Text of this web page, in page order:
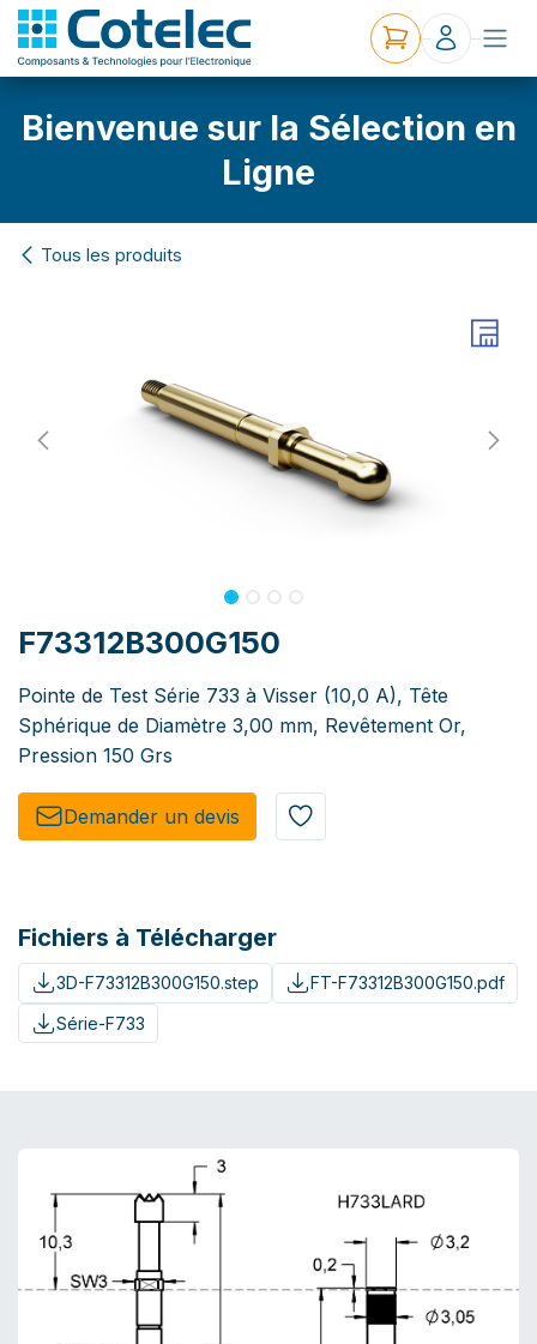
Bienvenue sur la Sélection en
Ligne
Tous les produits
F73312B300G150
Pointe de Test Série 733 à Visser (10,0 A), Tête
Sphérique de Diamètre 3,00 mm, Revêtement Or,
Pression 150 Grs
Demander un de​​vis​​
Fichiers à Télécharger
3D-F73312B300G150.step
FT-F73312B300G150.pdf
Série-F733